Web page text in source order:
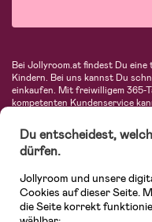
Bei Jollyroom.at findest Du
Kindern. Bei uns kannst Du
einkaufen. Mit freiwilligem 365-
kompetenten Kundenservice
Autositze, Kinder- und
fantastischer
vieles mehr. Wir haben
Avent, Jack Wolfskin, Cybex,
unserem vielfältigen
Du entscheidest,
dürfen.
Jollyroom und unsere
Cookies auf dieser Seite.
die Seite korrekt